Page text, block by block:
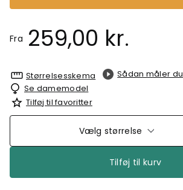
Fra 259,00 kr.
Størrelsesskema
Sådan måler du
Se damemodel
Tilføj til favoritter
Vælg størrelse
Tilføj til kurv